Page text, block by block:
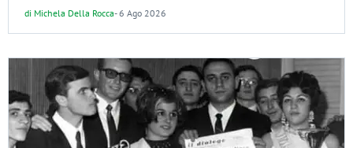
di Michela Della Rocca-6 Ago 2026